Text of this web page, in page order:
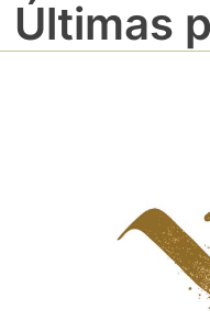
Últimas